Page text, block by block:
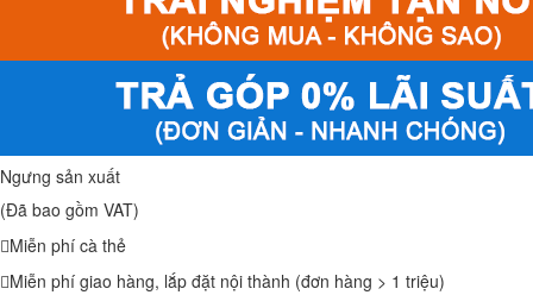
Ngưng sản xuất
(Đã bao gồm VAT)
Miễn phí cà thẻ
Miễn phí giao hàng, lắp đặt nội thành (đơn hàng > 1 triệu)